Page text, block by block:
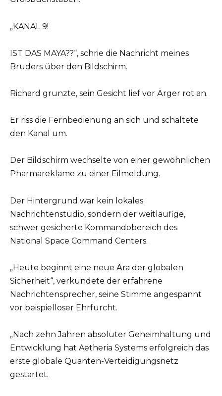
„KANAL 9!
IST DAS MAYA??“, schrie die Nachricht meines
Bruders über den Bildschirm.
Richard grunzte, sein Gesicht lief vor Ärger rot an.
Er riss die Fernbedienung an sich und schaltete
den Kanal um.
Der Bildschirm wechselte von einer gewöhnlichen
Pharmareklame zu einer Eilmeldung.
Der Hintergrund war kein lokales
Nachrichtenstudio, sondern der weitläufige,
schwer gesicherte Kommandobereich des
National Space Command Centers.
„Heute beginnt eine neue Ära der globalen
Sicherheit“, verkündete der erfahrene
Nachrichtensprecher, seine Stimme angespannt
vor beispielloser Ehrfurcht.
„Nach zehn Jahren absoluter Geheimhaltung und
Entwicklung hat Aetheria Systems erfolgreich das
erste globale Quanten-Verteidigungsnetz
gestartet.